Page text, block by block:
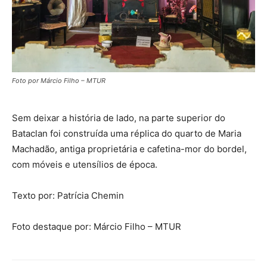
Foto por Márcio Filho – MTUR
Sem deixar a história de lado, na parte superior do
Bataclan foi construída uma réplica do quarto de Maria
Machadão, antiga proprietária e cafetina-mor do bordel,
com móveis e utensílios de época.
Texto por: Patrícia Chemin
Foto destaque por: Márcio Filho – MTUR